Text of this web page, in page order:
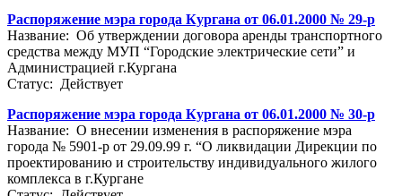
Распоряжение мэра города Кургана от 06.01.2000 № 29-р
Название: Об утверждении договора аренды транспортного
средства между МУП “Городские электрические сети” и
Администрацией г.Кургана
Статус: Действует
Распоряжение мэра города Кургана от 06.01.2000 № 30-р
Название: О внесении изменения в распоряжение мэра
города № 5901-р от 29.09.99 г. “О ликвидации Дирекции по
проектированию и строительству индивидуального жилого
комплекса в г.Кургане